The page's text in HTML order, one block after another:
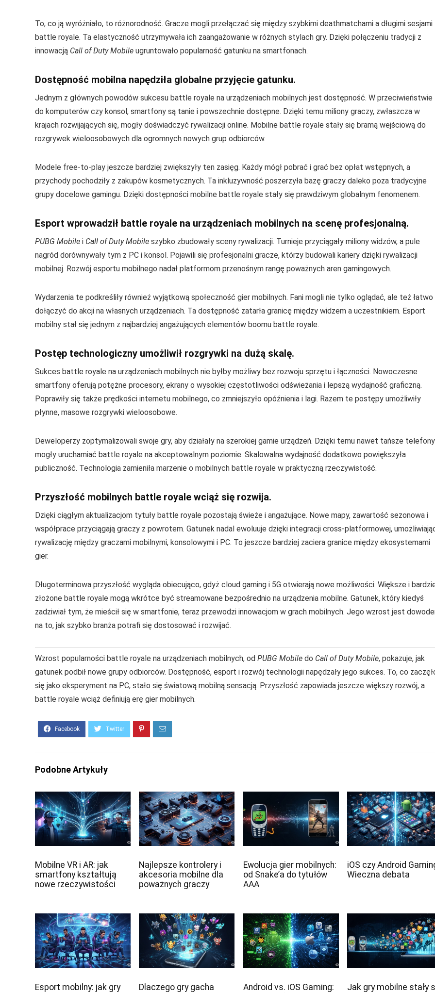
To, co ją wyróżniało, to różnorodność. Gracze mogli przełączać się między szybkimi deathmatchami a długimi sesjami
battle royale. Ta elastyczność utrzymywała ich zaangażowanie w różnych stylach gry. Dzięki połączeniu tradycji z
innowacją Call of Duty Mobile ugruntowało popularność gatunku na smartfonach.
Dostępność mobilna napędziła globalne przyjęcie gatunku.
Jednym z głównych powodów sukcesu battle royale na urządzeniach mobilnych jest dostępność. W przeciwieństwie
do komputerów czy konsol, smartfony są tanie i powszechnie dostępne. Dzięki temu miliony graczy, zwłaszcza w
krajach rozwijających się, mogły doświadczyć rywalizacji online. Mobilne battle royale stały się bramą wejściową do
rozgrywek wieloosobowych dla ogromnych nowych grup odbiorców.
Modele free-to-play jeszcze bardziej zwiększyły ten zasięg. Każdy mógł pobrać i grać bez opłat wstępnych, a
przychody pochodziły z zakupów kosmetycznych. Ta inkluzywność poszerzyła bazę graczy daleko poza tradycyjne
grupy docelowe gamingu. Dzięki dostępności mobilne battle royale stały się prawdziwym globalnym fenomenem.
Esport wprowadził battle royale na urządzeniach mobilnych na scenę profesjonalną.
PUBG Mobile i Call of Duty Mobile szybko zbudowały sceny rywalizacji. Turnieje przyciągały miliony widzów, a pule
nagród dorównywały tym z PC i konsol. Pojawili się profesjonalni gracze, którzy budowali kariery dzięki rywalizacji
mobilnej. Rozwój esportu mobilnego nadał platformom przenośnym rangę poważnych aren gamingowych.
Wydarzenia te podkreśliły również wyjątkową społeczność gier mobilnych. Fani mogli nie tylko oglądać, ale też łatwo
dołączyć do akcji na własnych urządzeniach. Ta dostępność zatarła granicę między widzem a uczestnikiem. Esport
mobilny stał się jednym z najbardziej angażujących elementów boomu battle royale.
Postęp technologiczny umożliwił rozgrywki na dużą skalę.
Sukces battle royale na urządzeniach mobilnych nie byłby możliwy bez rozwoju sprzętu i łączności. Nowoczesne
smartfony oferują potężne procesory, ekrany o wysokiej częstotliwości odświeżania i lepszą wydajność graficzną.
Poprawiły się także prędkości internetu mobilnego, co zmniejszyło opóźnienia i lagi. Razem te postępy umożliwiły
płynne, masowe rozgrywki wieloosobowe.
Deweloperzy zoptymalizowali swoje gry, aby działały na szerokiej gamie urządzeń. Dzięki temu nawet tańsze telefony
mogły uruchamiać battle royale na akceptowalnym poziomie. Skalowalna wydajność dodatkowo powiększyła
publiczność. Technologia zamieniła marzenie o mobilnych battle royale w praktyczną rzeczywistość.
Przyszłość mobilnych battle royale wciąż się rozwija.
Dzięki ciągłym aktualizacjom tytuły battle royale pozostają świeże i angażujące. Nowe mapy, zawartość sezonowa i
współprace przyciągają graczy z powrotem. Gatunek nadal ewoluuje dzięki integracji cross-platformowej,
rywalizację między graczami mobilnymi, konsolowymi i PC. To jeszcze bardziej zaciera granice między ekosystemami
gier.
Długoterminowa przyszłość wygląda obiecująco, gdyż cloud gaming i 5G otwierają nowe możliwości. Większe i
złożone battle royale mogą wkrótce być streamowane bezpośrednio na urządzenia mobilne. Gatunek, który kiedyś
zadziwiał tym, że mieścił się w smartfonie, teraz przewodzi innowacjom w grach mobilnych. Jego wzrost jest
na to, jak szybko branża potrafi się dostosować i rozwijać.
Wzrost popularności battle royale na urządzeniach mobilnych, od PUBG Mobile do Call of Duty Mobile, pokazuje, jak
gatunek podbił nowe grupy odbiorców. Dostępność, esport i rozwój technologii napędzały jego sukces. To, co
się jako eksperyment na PC, stało się światową mobilną sensacją. Przyszłość zapowiada jeszcze większy rozwój, a
battle royale wciąż definiują erę gier mobilnych.
Podobne Artykuły
Mobilne VR i AR: jak
smartfony kształtują
nowe rzeczywistości
Najlepsze kontrolery i
akcesoria mobilne dla
poważnych graczy
Ewolucja gier mobilnych:
od Snake’a do tytułów
AAA
iOS czy Android
Wieczna debata
Esport mobilny: jak gry
Dlaczego gry gacha
Android vs. iOS Gaming:
Jak gry mobilne stały